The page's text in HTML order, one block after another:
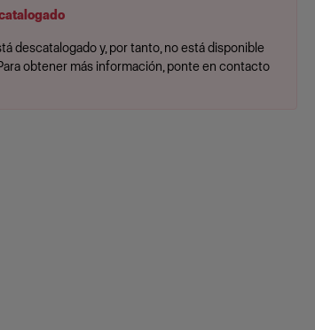
descatalogado y, por tanto, no está disponible
obtener más información, ponte en contacto